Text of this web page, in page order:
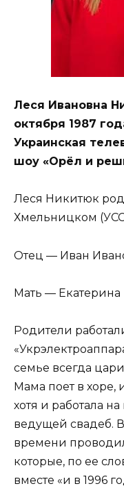
Леся Ивановна
октября 1987
Украинская
шоу «Орёл и
Леся Никитюк
Хмельницком
Отец — Иван
Мать —
Родители
семье всегда
Мама поет в хоре,
хотя и работала
ведущей свадеб.
времени
которые, по ее
вместе «и в 1996